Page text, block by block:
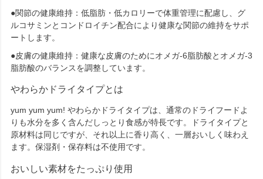
●関節の健康維持：低脂肪・低カロリーで体重管理に配慮し、グ
ルコサミンとコンドロイチン配合により健康な関節の維持をサポ
ートします。
●皮膚の健康維持：健康な皮膚のためにオメガ-6脂肪酸とオメガ-3
脂肪酸のバランスを調整しています。
やわらかドライタイプとは
yum yum yum! やわらかドライタイプは、通常のドライフードよ
りも水分を多く含んだしっとり食感が特長です。ドライタイプと
原材料は同じですが、それ以上に香り高く、一層おいしく味わえ
ます。保湿剤・保存料は不使用です。
おいしい素材をたっぷり使用